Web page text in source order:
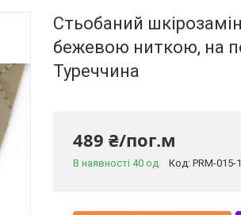
Стьобаний
бежевою ниткою, на
Туреччина
489 ₴/пог.м
В наявності 40 од. Код: PRM-015-1